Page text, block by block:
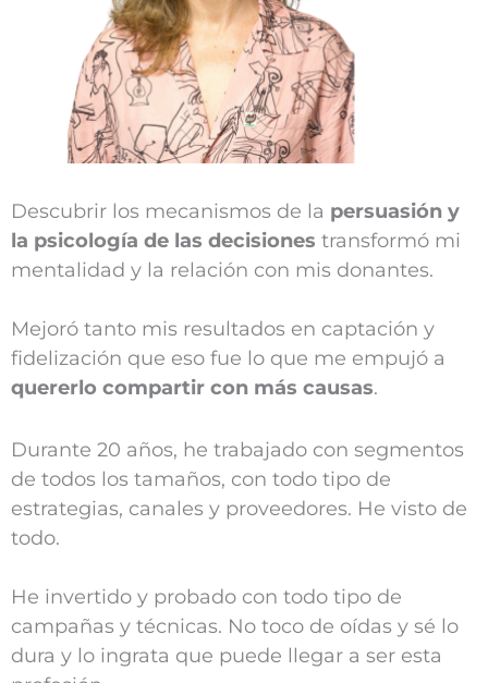
Descubrir los mecanismos de la persuasión y
la psicología de las decisiones transformó mi
mentalidad y la relación con mis donantes.
Mejoró tanto mis resultados en captación y
fidelización que eso fue lo que me empujó a
quererlo compartir con más causas.
Durante 20 años, he trabajado con segmentos
de todos los tamaños, con todo tipo de
estrategias, canales y proveedores. He visto de
todo.
He invertido y probado con todo tipo de
campañas y técnicas. No toco de oídas y sé lo
dura y lo ingrata que puede llegar a ser esta